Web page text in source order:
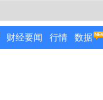
财经要闻 行情 数据